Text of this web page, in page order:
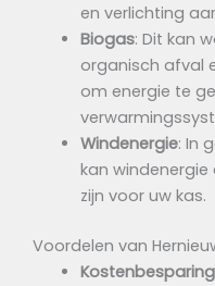
en verlichting
Biogas: Dit kan
organisch afval
om energie te
Windenergie: In
kan
zijn voor uw kas.
Voordelen van
Kostenbesparing